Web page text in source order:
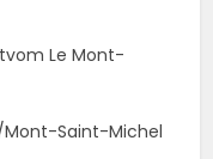
Le Mont-
Mont-Saint-Michel